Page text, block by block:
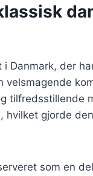
Danmark, der
velsmagende
tilfredsstillende
hvilket gjorde
som en